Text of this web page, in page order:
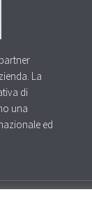
La
di
una
ed